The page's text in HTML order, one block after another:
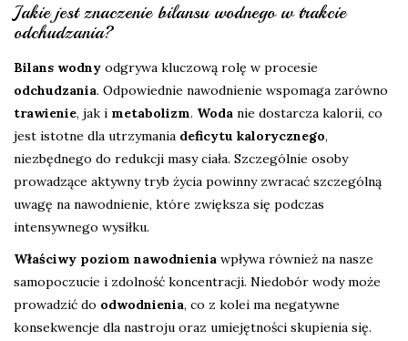
Jakie jest znaczenie bilansu wodnego w trakcie
odchudzania?
Bilans wodny odgrywa kluczową rolę w procesie
odchudzania. Odpowiednie nawodnienie wspomaga zarówno
trawienie, jak i metabolizm. Woda nie dostarcza kalorii, co
jest istotne dla utrzymania deficytu kalorycznego,
niezbędnego do redukcji masy ciała. Szczególnie osoby
prowadzące aktywny tryb życia powinny zwracać szczególną
uwagę na nawodnienie, które zwiększa się podczas
intensywnego wysiłku.
Właściwy poziom nawodnienia wpływa również na nasze
samopoczucie i zdolność koncentracji. Niedobór wody może
prowadzić do odwodnienia, co z kolei ma negatywne
konsekwencje dla nastroju oraz umiejętności skupienia się.